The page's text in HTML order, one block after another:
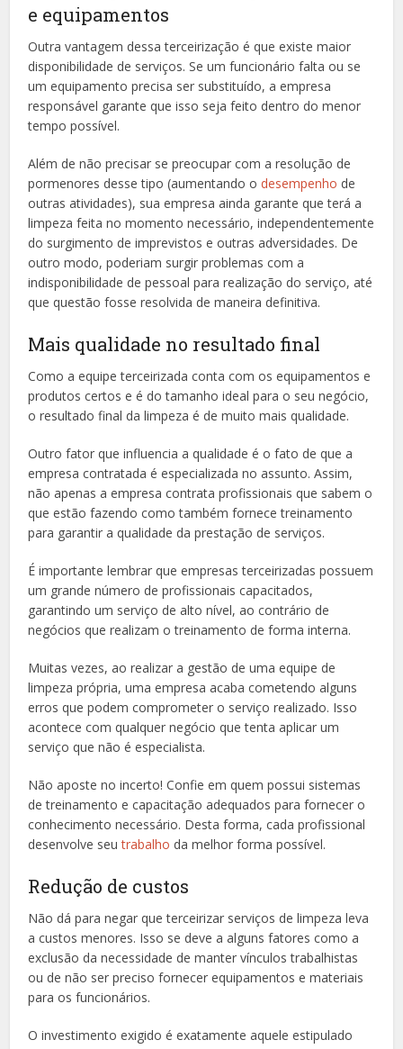
e equipamentos
Outra vantagem dessa terceirização é que existe maior
disponibilidade de serviços. Se um funcionário falta ou se
um equipamento precisa ser substituído, a empresa
responsável garante que isso seja feito dentro do menor
tempo possível.
Além de não precisar se preocupar com a resolução de
pormenores desse tipo (aumentando odesempenho de
outras atividades), sua empresa ainda garante que terá a
limpeza feita no momento necessário, independentemente
do surgimento de imprevistos e outras adversidades. De
outro modo, poderiam surgir problemas com a
indisponibilidade de pessoal para realização do serviço, até
que questão fosse resolvida de maneira definitiva.
Mais qualidade no resultado final
Como a equipe terceirizada conta com os equipamentos e
produtos certos e é do tamanho ideal para o seu negócio,
o resultado final da limpeza é de muito mais qualidade.
Outro fator que influencia a qualidade é o fato de que a
empresa contratada é especializada no assunto. Assim,
não apenas a empresa contrata profissionais que sabem o
que estão fazendo como também fornece treinamento
para garantir a qualidade da prestação de serviços.
É importante lembrar que empresas terceirizadas possuem
um grande número de profissionais capacitados,
garantindo um serviço de alto nível, ao contrário de
negócios que realizam o treinamento de forma interna.
Muitas vezes, ao realizar a gestão de uma equipe de
limpeza própria, uma empresa acaba cometendo alguns
erros que podem comprometer o serviço realizado. Isso
acontece com qualquer negócio que tenta aplicar um
serviço que não é especialista.
Não aposte no incerto! Confie em quem possui sistemas
de treinamento e capacitação adequados para fornecer o
conhecimento necessário. Desta forma, cada profissional
desenvolve seutrabalho da melhor forma possível.
Redução de custos
Não dá para negar que terceirizar serviços de limpeza leva
a custos menores. Isso se deve a alguns fatores como a
exclusão da necessidade de manter vínculos trabalhistas
ou de não ser preciso fornecer equipamentos e materiais
para os funcionários.
O investimento exigido é exatamente aquele estipulado